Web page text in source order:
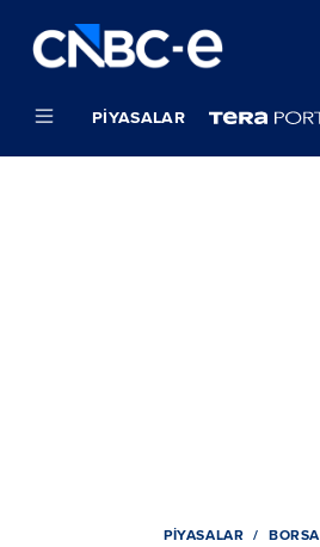
PIYASALAR
PIYASALAR BORSA